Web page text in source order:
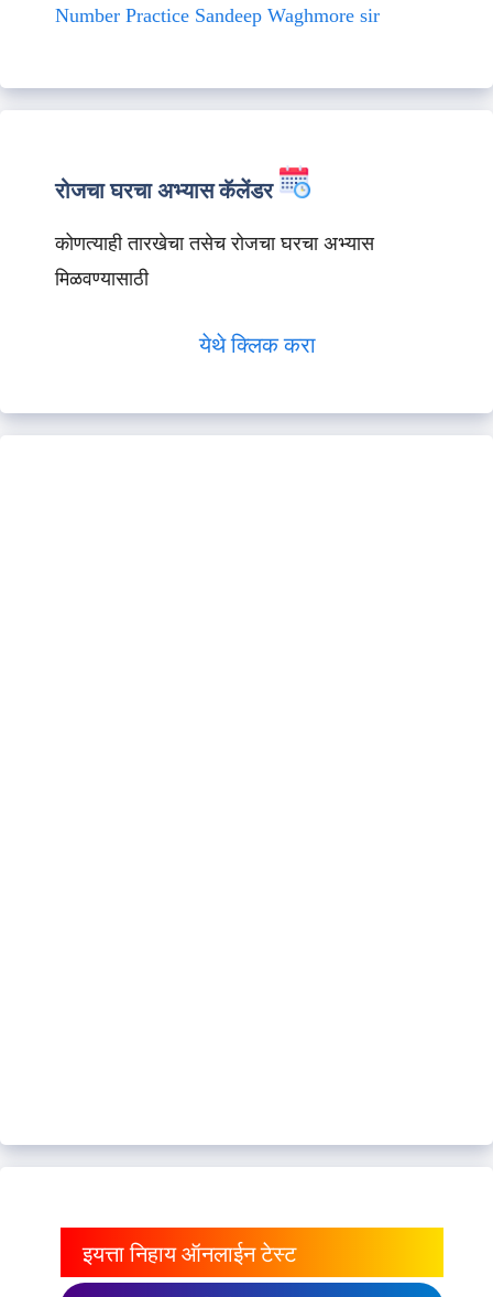
Number Practice Sandeep Waghmore sir
रोजचा घरचा अभ्यास कॅलेंडर
कोणत्याही तारखेचा तसेच रोजचा घरचा अभ्यास
मिळवण्यासाठी
येथे क्लिक करा
इयत्ता निहाय ऑनलाईन टेस्ट